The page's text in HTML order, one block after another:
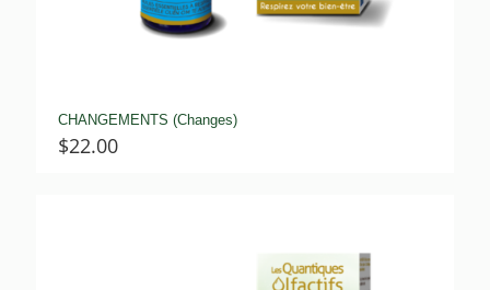
CHANGEMENTS (Changes)
$22.00